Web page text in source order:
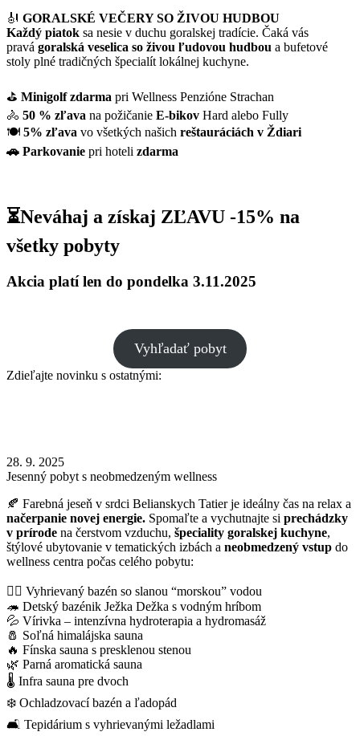
🎻 GORALSKÉ VEČERY SO ŽIVOU HUDBOU
Každý piatok sa nesie v duchu goralskej tradície. Čaká vás
pravá goralská veselica so živou ľudovou hudbou a bufetové
stoly plné tradičných špecialít lokálnej kuchyne.
⛳ Minigolf zdarma pri Wellness Penzióne Strachan
🚴 50 % zľava na požičanie E-bikov Hard alebo Fully
🍽️ 5% zľava vo všetkých našich reštauráciách v Ždiari
🚗 Parkovanie pri hoteli zdarma
⏳Neváhaj a získaj ZĽAVU -15% na
všetky pobyty
Akcia platí len do pondelka 3.11.2025
Vyhľadať pobyt
Zdieľajte novinku s ostatnými:
28. 9. 2025
Jesenný pobyt s neobmedzeným wellness
🍂 Farebná jeseň v srdci Belianskych Tatier je ideálny čas na relax a
načerpanie novej energie. Spomaľte a vychutnajte si prechádzky
v prírode na čerstvom vzduchu, špeciality goralskej kuchyne,
štýlové ubytovanie v tematických izbách a neobmedzený vstup do
wellness centra počas celého pobytu:
🏊‍♂️ Vyhrievaný bazén so slanou “morskou” vodou
🦔 Detský bazénik Ježka Dežka s vodným hríbom
💦 Vírivka – intenzívna hydroterapia a hydromasáž
🧂 Soľná himalájska sauna
🔥 Fínska sauna s presklenou stenou
🌿 Parná aromatická sauna
🌡️ Infra sauna pre dvoch
❄️ Ochladzovací bazén a ľadopád
🛋️ Tepidárium s vyhrievanými ležadlami